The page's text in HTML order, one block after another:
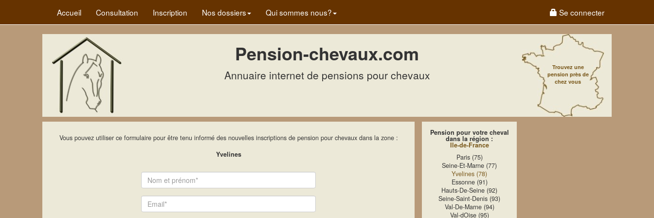
Accueil Consultation Inscription Nos dossiers Qui sommes nous? Se connecter
Pension-chevaux.com
Annuaire internet de pensions pour chevaux
Trouvez une
pension près de
chez vous
Vous pouvez utiliser ce formulaire pour être tenu informé des nouvelles inscriptions de pension pour chevaux dans la zone :
Yvelines
Nom
Email
Pension pour votre cheval
dans la région :
Ile-de-France
Paris (75)
Seine-Et-Marne (77)
Yvelines (78)
Essonne (91)
Hauts-De-Seine (92)
Seine-Saint-Denis (93)
Val-De-Marne (94)
Val-dOise (95)